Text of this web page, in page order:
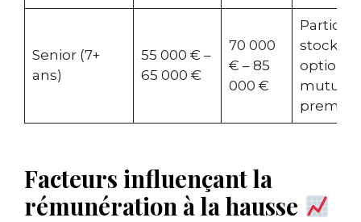
Senior (7+
ans)
55 000 € –
65 000 €
70 000
€ – 85
000 €
stock-
options,
Facteurs influençant la
rémunération à la hausse